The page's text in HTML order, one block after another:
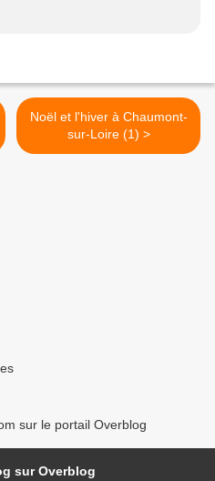
Noël et l'hiver à Chaumont-
sur-Loire (1) >
sur le portail Overblog
sur Overblog